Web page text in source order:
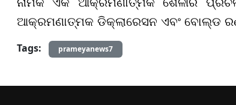
ଆକ୍ରମଣାତ୍ମକ ଡିକ୍ଲାରେସନ ଏବଂ ବୋଲ୍ଡ
Tags:
prameyanews7